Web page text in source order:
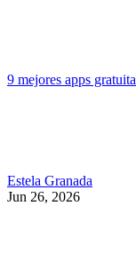
9 mejores apps
Estela Granada
Jun 26, 2026